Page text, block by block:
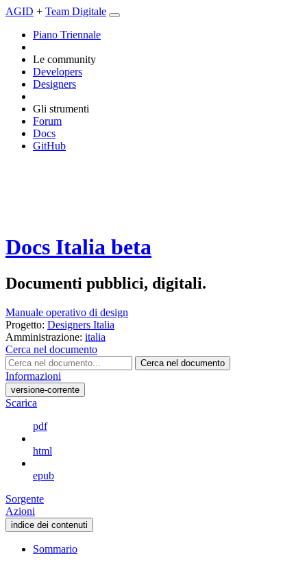
AGID + Team Digitale
Piano Triennale
Le community
Developers
Designers
Gli strumenti
Forum
Docs
GitHub
Docs Italia beta
Documenti pubblici, digitali.
Manuale operativo di design
Progetto: Designers Italia
Amministrazione: italia
Cerca nel documento
Cerca nel documento
Informazioni
versione-corrente
Scarica
pdf
html
epub
Sorgente
Azioni
indice dei contenuti
Sommario